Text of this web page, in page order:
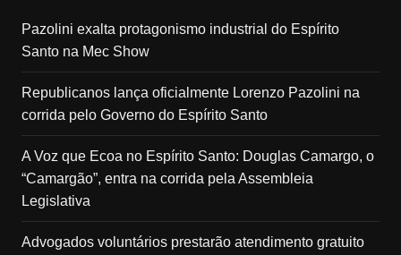
Pazolini exalta protagonismo industrial do Espírito
Santo na Mec Show
Republicanos lança oficialmente Lorenzo Pazolini na
corrida pelo Governo do Espírito Santo
A Voz que Ecoa no Espírito Santo: Douglas Camargo, o
“Camargão”, entra na corrida pela Assembleia
Legislativa
Advogados voluntários prestarão atendimento gratuito